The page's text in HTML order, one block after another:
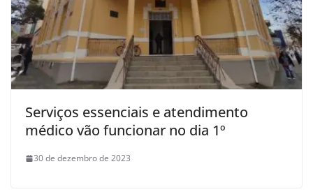
Serviços essenciais e atendimento
médico vão funcionar no dia 1º
30 de dezembro de 2023